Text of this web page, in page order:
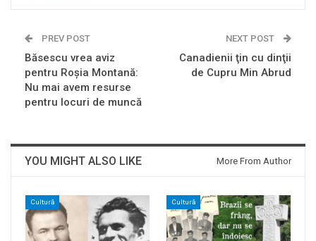
PREV POST
Băsescu vrea aviz
pentru Roşia Montană:
Nu mai avem resurse
pentru locuri de muncă
NEXT POST
Canadienii ţin cu dinţii
de Cupru Min Abrud
YOU MIGHT ALSO LIKE More From Author
Cultură Cultură